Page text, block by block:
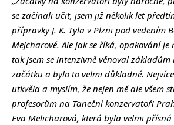
se začínali učit, jsem již několik let
přípravky J. K. Tyla v Plzni pod vedením
Mejcharové. Ale jak se říká, opakování
tak jsem se intenzivně věnoval základům
začátku a bylo to velmi důkladné.
utkvěla a myslím, že nejen mě ale všem
profesorům na Taneční konzervatoři
Eva Melicharová, která byla velmi